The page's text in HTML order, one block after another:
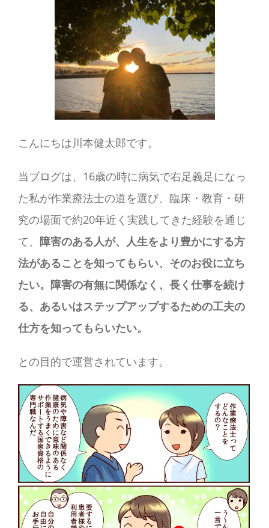
り
や
す
ぶ〜
こんにちは川本健太郎です。
当ブログは、16歳の時に病気で右足義足になっ
た私が作業療法士の道を選び、臨床・教育・研
究の場面で約20年近く実践してきた経験を通じ
て、 障害のある人が、人生をより豊かにする方
法があることを知ってもらい、そのお役に立ち
たい。障害の有無に関係なく、長く仕事を続け
る、あるいはステップアップするための工夫の
仕方を知ってもらいたい。
との目的で運営されています。